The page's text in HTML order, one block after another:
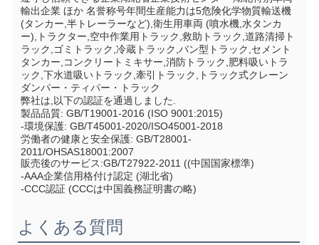
輸出企業 ほか 名誉称号年間生産能力は5危険化学物質輸送機
(タンカー,半トレーラーなど),衛生用車両 (噴水機,水タンカ
ー),トラクター,空中作業用トラック,救助トラック,道路清掃ト
ラック,ゴミトラック,冷蔵トラック,バン型トラック,セメント
タンカー,コンクリートミキサー,消防トラック,肥料吸いトラ
ック,下水道吸いトラック,牽引トラック,トラック式クレーン
ダンパー・ティパー・トラック
弊社は,以下の認証を通過しました.
製品品質: GB/T19001-2016 (ISO 9001:2015)
-環境保護: GB/T45001-2020/ISO45001-2018
労働者の健康と安全保護: GB/T28001-
2011/OHSAS18001:2007
販売後のサービス:GB/T27922-2011 ((中国国家標準)
-AAA企業信用格付け認定 (湖北省)
-CCC認証 (CCCは中国義務証明書の略)
よくある質問